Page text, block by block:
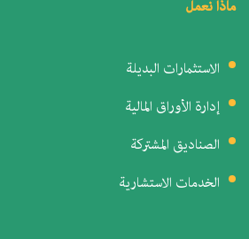
ماذا نعمل
الاستثمارات البديلة
إدارة الأوراق المالية
الصناديق المشتركة
الخدمات الاستشارية